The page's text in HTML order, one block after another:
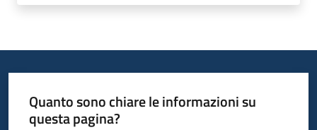
Quanto sono chiare le informazioni su
questa pagina?